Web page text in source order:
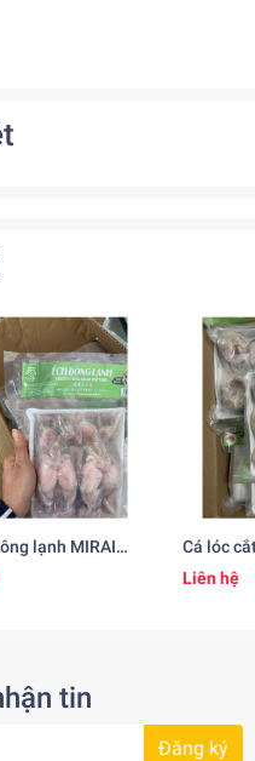
lạnh MIRAI
冷凍カエル
Cá lóc
凍ライ
Liên hệ
tin
Đăng ký